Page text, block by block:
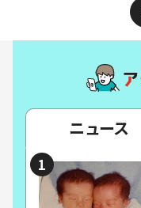
ニュース